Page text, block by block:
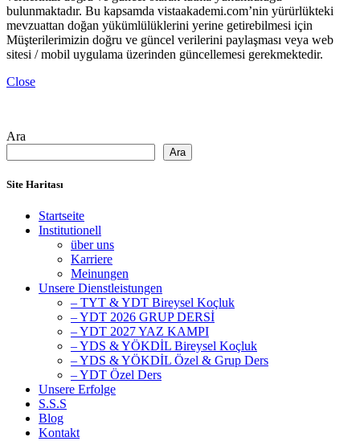
bulunmaktadır. Bu kapsamda vistaakademi.com’nin yürürlükteki
mevzuattan doğan yükümlülüklerini yerine getirebilmesi için
Müşterilerimizin doğru ve güncel verilerini paylaşması veya web
sitesi / mobil uygulama üzerinden güncellemesi gerekmektedir.
Close
Ara
Ara
Site Haritası
Startseite
Institutionell
über uns
Karriere
Meinungen
Unsere Dienstleistungen
– TYT & YDT Bireysel Koçluk
– YDT 2026 GRUP DERSİ
– YDT 2027 YAZ KAMPI
– YDS & YÖKDİL Bireysel Koçluk
– YDS & YÖKDİL Özel & Grup Ders
– YDT Özel Ders
Unsere Erfolge
S.S.S
Blog
Kontakt